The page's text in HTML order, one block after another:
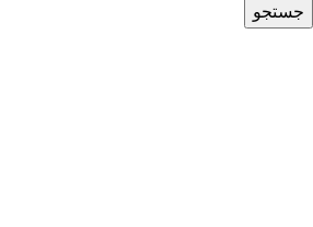
جستجو